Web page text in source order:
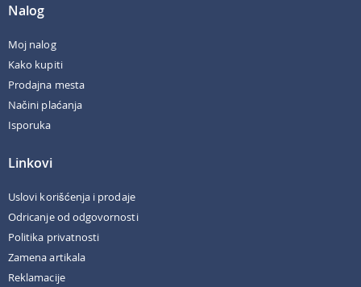
Nalog
Moj nalog
Kako kupiti
Prodajna mesta
Načini plaćanja
Isporuka
Linkovi
Uslovi korišćenja i prodaje
Odricanje od odgovornosti
Politika privatnosti
Zamena artikala
Reklamacije